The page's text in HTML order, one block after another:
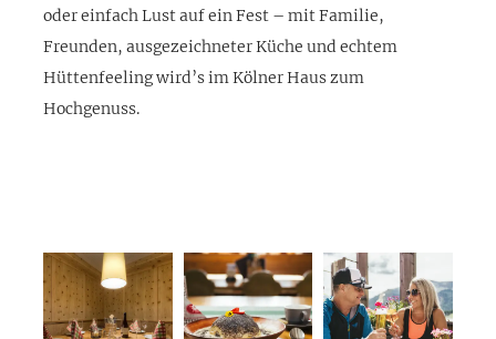
oder einfach Lust auf ein Fest – mit Familie,
Freunden, ausgezeichneter Küche und echtem
Hüttenfeeling wird’s im Kölner Haus zum
Hochgenuss.